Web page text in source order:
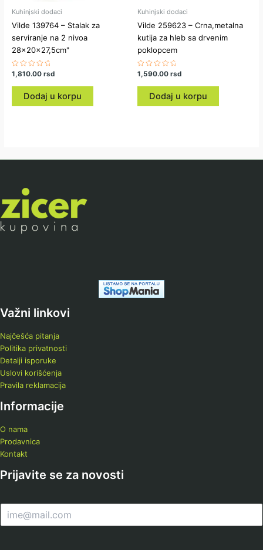
Kuhinjski dodaci
Vilde 139764 – Stalak za
serviranje na 2 nivoa
28x20x27,5cm"
Ocenjeno
sa
0
1,810.00rsd
Dodaj u korpu
Kuhinjski dodaci
Vilde 259623 – Crna,metalna
kutija za hleb sa drvenim
poklopcem
Ocenjeno
sa
0
1,590.00 rsd
Dodaj u korpu
Važni linkovi
Najčešća pitanja
Politika privatnosti
Detalji isporuke
Uslovi korišćenja
Pravila reklamacija
Informacije
O nama
Prodavnica
Kontakt
Prijavite se za novosti
m